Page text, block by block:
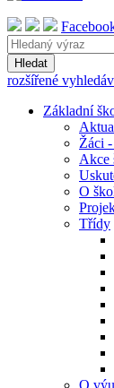
Hledat
rozšířené
Základní
Žáci
Akce
O
Třídy
O